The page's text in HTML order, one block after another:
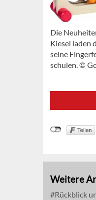
Die
Kiesel laden
seine
schulen. ©
Weitere
Rückblick